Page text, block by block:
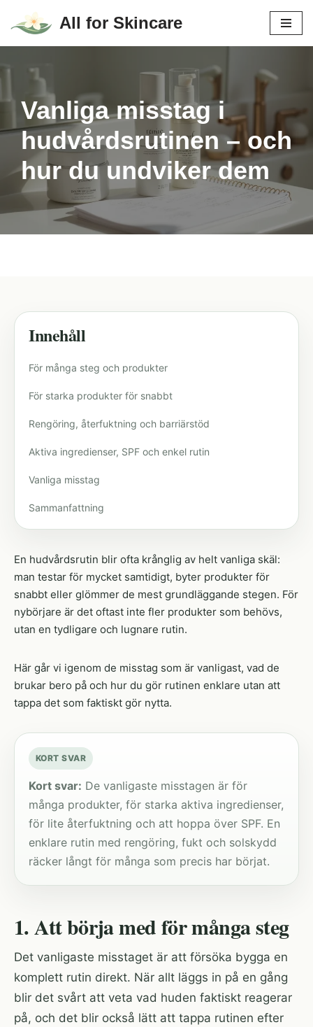
Hoppa
innehåll
All for Skincare
Vanliga misstag i
hudvårdsrutinen – och
hur du undviker dem
Innehåll
För många steg och produkter
För starka produkter för snabbt
Rengöring, återfuktning och barriärstöd
Aktiva ingredienser, SPF och enkel rutin
Vanliga misstag
Sammanfattning
En hudvårdsrutin blir ofta krånglig av helt vanliga skäl:
man testar för mycket samtidigt, byter produkter för
snabbt eller glömmer de mest grundläggande stegen. För
nybörjare är det oftast inte fler produkter som behövs,
utan en tydligare och lugnare rutin.
Här går vi igenom de misstag som är vanligast, vad de
brukar bero på och hur du gör rutinen enklare utan att
tappa det som faktiskt gör nytta.
KORT SVAR
Kort svar: De vanligaste misstagen är för
många produkter, för starka aktiva ingredienser,
för lite återfuktning och att hoppa över SPF. En
enklare rutin med rengöring, fukt och solskydd
räcker långt för många som precis har börjat.
1. Att börja med för många steg
Det vanligaste misstaget är att försöka bygga en
komplett rutin direkt. När allt läggs in på en gång
blir det svårt att veta vad huden faktiskt reagerar
på, och det blir också lätt att tappa rutinen efter